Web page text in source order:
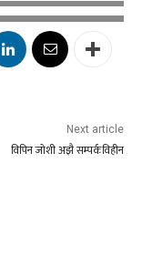
Next article
विपिन जोशी अझै सम्पर्कविहीन